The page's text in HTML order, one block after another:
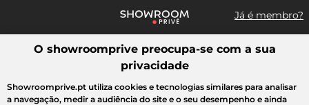
Já é membro?
Pesquisar uma marca, um artigo, uma venda...
Todas as vendas Moda Desporto Casa Criança Beleza
O showroomprive preocupa-se com a sua
privacidade
Showroomprive.pt utiliza cookies e tecnologias similares para analisar
a navegação, medir a audiência do site e o seu desempenho e ainda